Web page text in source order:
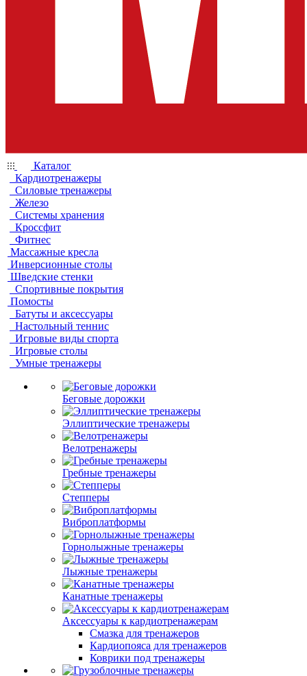
Каталог
Кардиотренажеры
Силовые тренажеры
Железо
Системы хранения
Кроссфит
Фитнес
Массажные кресла
Инверсионные столы
Шведские стенки
Спортивные покрытия
Помосты
Батуты и аксессуары
Настольный теннис
Игровые виды спорта
Игровые столы
Умные тренажеры
Беговые дорожки
Эллиптические тренажеры
Велотренажеры
Гребные тренажеры
Степперы
Виброплатформы
Горнолыжные тренажеры
Лыжные тренажеры
Канатные тренажеры
Аксессуары к кардиотренажерам
Смазка для тренажеров
Кардиопояса для тренажеров
Коврики под тренажеры